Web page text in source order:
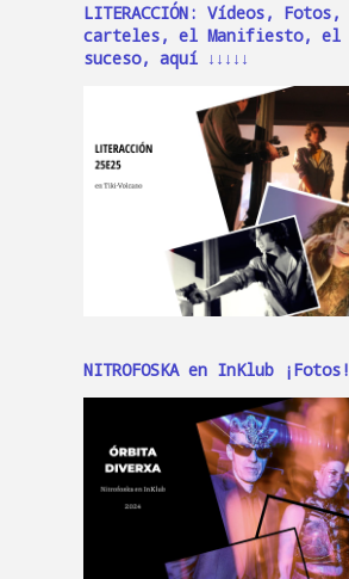
LITERACCIÓN: Vídeos, Fotos,
carteles, el Manifiesto, el
suceso, aquí ↓↓↓↓↓
NITROFOSKA en InKlub ¡Fotos!